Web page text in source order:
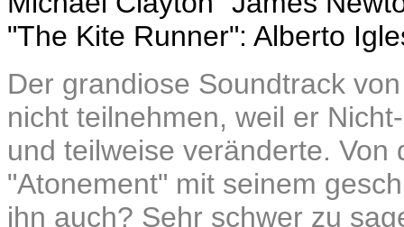
"The Kite Runner": Alberto
Der grandiose Soundtrack
nicht teilnehmen, weil er
und teilweise veränderte.
"Atonement" mit seinem
ihn auch? Sehr schwer zu